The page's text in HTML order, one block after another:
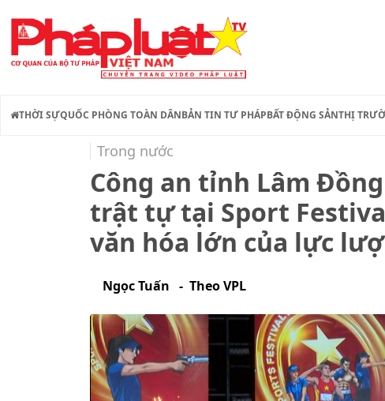
THỜI SỰQUỐC PHÒNG TOÀN DÂNBẢN TIN TƯ PHÁPBẤT ĐỘNG SẢNTHỊ
Trong nước
Công an tỉnh Lâm
trật tự tại Sport
văn hóa lớn của lực
Ngọc Tuấn - Theo VPL